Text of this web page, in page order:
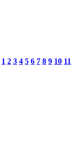
1 2 3 4 5 6 7 8 9 10 11